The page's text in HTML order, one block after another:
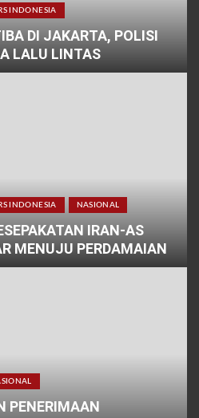
INDONESIA
DI JAKARTA, POLISI
LALU LINTAS
INDONESIA NASIONAL
IRAN-AS
MENUJU PERDAMAIAN
PENERIMAAN